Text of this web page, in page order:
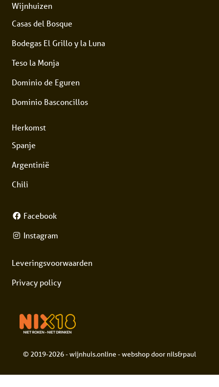
Wijnhuizen
Casas del Bosque
Bodegas El Grillo y la Luna
Teso la Monja
Dominio de Eguren
Dominio Basconcillos
Herkomst
Spanje
Argentinië
Chili
Facebook
Instagram
Leveringsvoorwaarden
Privacy policy
© 2019-2026 - wijnhuis.online - webshop door nils&paul